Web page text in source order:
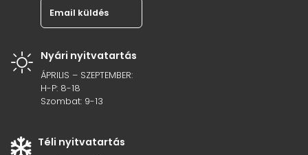
Email küldés
Nyári nyitvatartás
ÁPRILIS – SZEPTEMBER:
H-P: 8-18
Szombat: 9-13
Téli nyitvatartás